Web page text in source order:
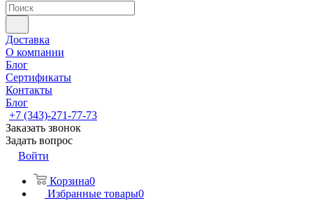
Доставка
О компании
Блог
Сертификаты
Контакты
Блог
+7 (343)-271-77-73
Заказать звонок
Задать вопрос
Войти
Корзина0
Избранные товары0